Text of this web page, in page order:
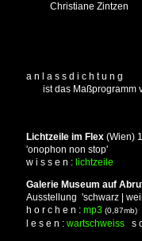
Christiane Zintzen
a n l a s s d i c h t u n g
ist das Maßprogramm
Lichtzeile im Flex (Wien)
'onophon non stop'
w i s s e n : lichtzeile
Galerie Museum auf
Ausstellung 'schwarz |
h o r c h e n : mp3 (0,87mb)
l e s e n : wartschweiss s